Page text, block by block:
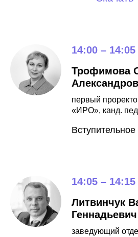
14:00 – 14:05
Трофимова
первый
«ИРО», канд.
14:05 – 14:15
Литвинчук
Геннадьевич
заведующий